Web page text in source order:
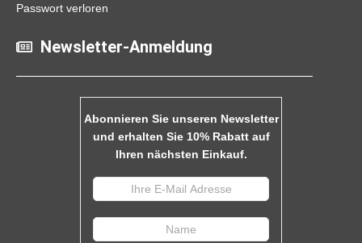
Passwort verloren
Newsletter-Anmeldung
Abonnieren Sie unseren Newsletter
und erhalten Sie 10% Rabatt auf
Ihren nächsten Einkauf.